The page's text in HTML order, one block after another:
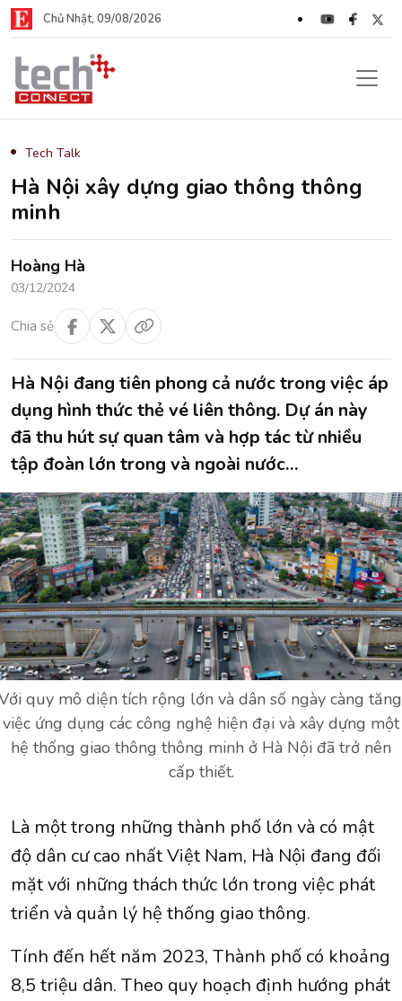
Chủ Nhật, 09/08/2026
Tech Talk
Hà Nội xây dựng giao thông thông
minh
Hoàng Hà
03/12/2024
Chia sẻ
Hà Nội đang tiên phong cả nước trong việc áp
dụng hình thức thẻ vé liên thông. Dự án này
đã thu hút sự quan tâm và hợp tác từ nhiều
tập đoàn lớn trong và ngoài nước…
quy mô diện tích rộng lớn và dân số ngày càng
việc ứng dụng các công nghệ hiện đại và xây dựng một
hệ thống giao thông thông minh ở Hà Nội đã trở nên
cấp thiết.
Là một trong những thành phố lớn và có mật
độ dân cư cao nhất Việt Nam, Hà Nội đang đối
mặt với những thách thức lớn trong việc phát
triển và quản lý hệ thống giao thông.
Tính đến hết năm 2023, Thành phố có khoảng
8,5 triệu dân. Theo quy hoạch định hướng phát